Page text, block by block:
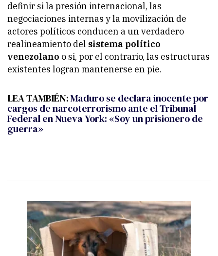
definir si la presión internacional, las
negociaciones internas y la movilización de
actores políticos conducen a un verdadero
realineamiento del sistema político
venezolano o si, por el contrario, las estructuras
existentes logran mantenerse en pie.
LEA TAMBIÉN:Maduro se declara inocente por
cargos de narcoterrorismo ante el Tribunal
Federal en Nueva York: «Soy un prisionero de
guerra»